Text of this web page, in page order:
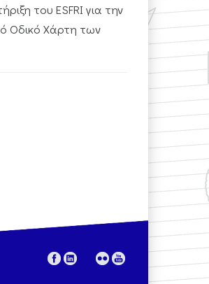
του ESFRI για την
Οδικό Χάρτη των